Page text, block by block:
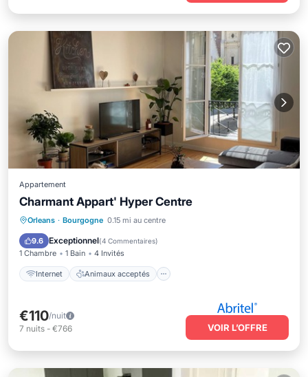
Appartement
Charmant Appart' Hyper Centre
Orleans · Bourgogne 0.15 mi au centre
9.6 Exceptionnel(4 Commentaires)
1 Chambre 1 Bain 4 Invités
Internet Animaux acceptés
Internet
Animaux acceptés
Adapté aux enfants
€110/nuit
7 nuits - €766 VOIR L’OFFRE